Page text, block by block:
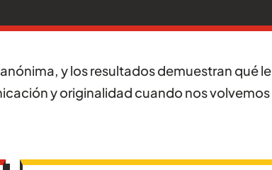
y los resultados demuestran qué le
y originalidad cuando nos volvemos